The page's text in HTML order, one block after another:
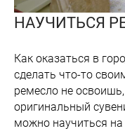
НАУЧИТЬСЯ
Как оказаться в
сделать что-то
ремесло не
оригинальный
можно научиться на